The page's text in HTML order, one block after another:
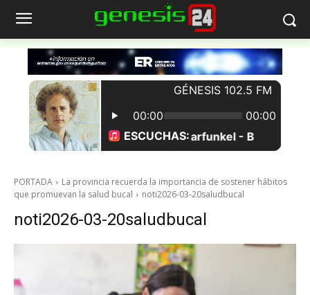
PORTADA
La provincia recuerda la importancia de sostener hábitos
que promuevan la salud bucal
noti2026-03-20saludbucal
noti2026-03-20saludbucal